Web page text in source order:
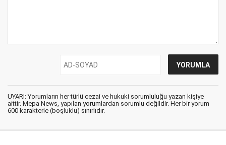
UYARI: Yorumların her türlü cezai ve hukuki sorumluluğu yazan kişiye
aittir. Mepa News, yapılan yorumlardan sorumlu değildir. Her bir yorum
600 karakterle (boşluklu) sınırlıdır.